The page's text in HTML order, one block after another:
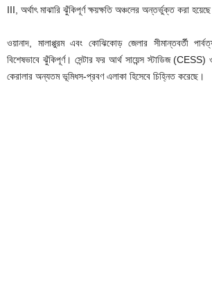
III, অর্থাৎ মাঝারি ঝুঁকিপূর্ণ ক্ষয়ক্ষতি অঞ্চলের অন্তর্ভুক্ত করা
ওয়ানাদ, মালাপ্পুরম এবং কোঝিকোড় জেলার সীমান্তবর্তী
বিশেষভাবে ঝুঁকিপূর্ণ। সেন্টার ফর আর্থ সায়েন্স স্টাডিজ
কেরালার অন্যতম ভূমিধস-প্রবণ এলাকা হিসেবে চিহ্নিত করেছে।